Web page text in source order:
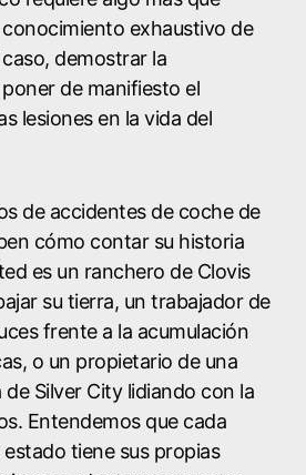
exhaustivo de
demostrar la
de manifiesto el
lesiones en la vida del
de accidentes de coche de
cómo contar su historia
es un ranchero de Clovis
su tierra, un trabajador de
frente a la acumulación
o un propietario de una
Silver City lidiando con la
Entendemos que cada
tiene sus propias